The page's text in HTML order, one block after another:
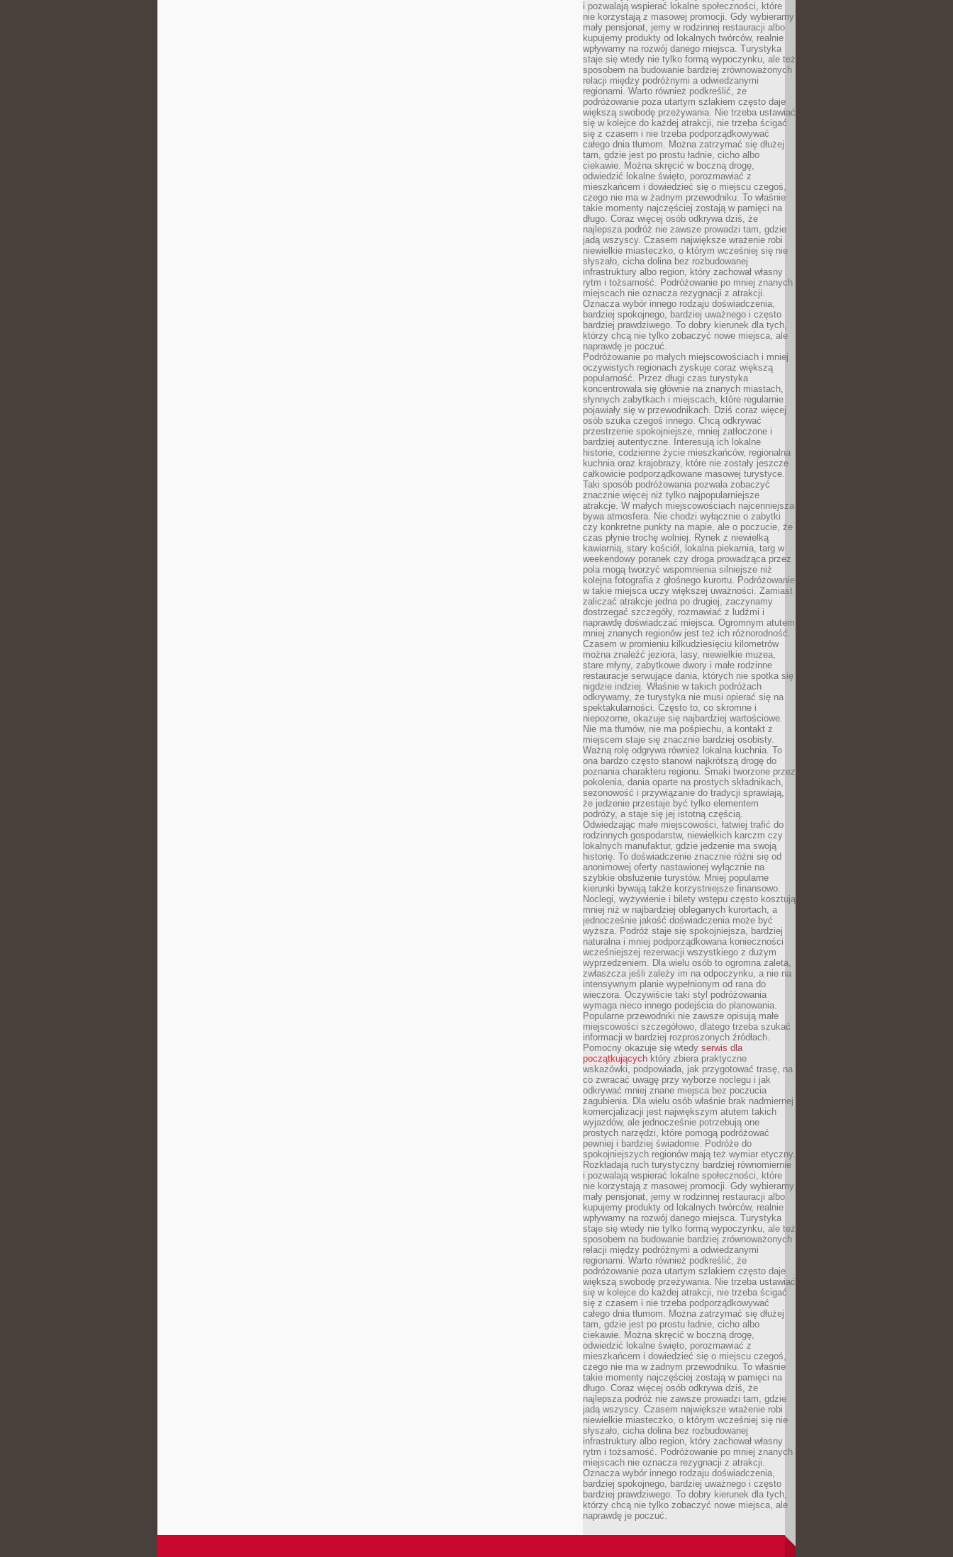
i pozwalają wspierać lokalne społeczności, które
nie korzystają z masowej promocji. Gdy wybieramy
mały pensjonat, jemy w rodzinnej restauracji albo
kupujemy produkty od lokalnych twórców, realnie
wpływamy na rozwój danego miejsca. Turystyka
staje się wtedy nie tylko formą wypoczynku, ale też
sposobem na budowanie bardziej zrównoważonych
relacji między podróżnymi a odwiedzanymi
regionami. Warto również podkreślić, że
podróżowanie poza utartym szlakiem często daje
większą swobodę przeżywania. Nie trzeba ustawiać
się w kolejce do każdej atrakcji, nie trzeba ścigać
się z czasem i nie trzeba podporządkowywać
całego dnia tłumom. Można zatrzymać się dłużej
tam, gdzie jest po prostu ładnie, cicho albo
ciekawie. Można skręcić w boczną drogę,
odwiedzić lokalne święto, porozmawiać z
mieszkańcem i dowiedzieć się o miejscu czegoś,
czego nie ma w żadnym przewodniku. To właśnie
takie momenty najczęściej zostają w pamięci na
długo. Coraz więcej osób odkrywa dziś, że
najlepsza podróż nie zawsze prowadzi tam, gdzie
jadą wszyscy. Czasem największe wrażenie robi
niewielkie miasteczko, o którym wcześniej się nie
słyszało, cicha dolina bez rozbudowanej
infrastruktury albo region, który zachował własny
rytm i tożsamość. Podróżowanie po mniej znanych
miejscach nie oznacza rezygnacji z atrakcji.
Oznacza wybór innego rodzaju doświadczenia,
bardziej spokojnego, bardziej uważnego i często
bardziej prawdziwego. To dobry kierunek dla tych,
którzy chcą nie tylko zobaczyć nowe miejsca, ale
naprawdę je poczuć.
Podróżowanie po małych miejscowościach i mniej
oczywistych regionach zyskuje coraz większą
popularność. Przez długi czas turystyka
koncentrowała się głównie na znanych miastach,
słynnych zabytkach i miejscach, które regularnie
pojawiały się w przewodnikach. Dziś coraz więcej
osób szuka czegoś innego. Chcą odkrywać
przestrzenie spokojniejsze, mniej zatłoczone i
bardziej autentyczne. Interesują ich lokalne
historie, codzienne życie mieszkańców, regionalna
kuchnia oraz krajobrazy, które nie zostały jeszcze
całkowicie podporządkowane masowej turystyce.
Taki sposób podróżowania pozwala zobaczyć
znacznie więcej niż tylko najpopularniejsze
atrakcje. W małych miejscowościach najcenniejsza
bywa atmosfera. Nie chodzi wyłącznie o zabytki
czy konkretne punkty na mapie, ale o poczucie, że
czas płynie trochę wolniej. Rynek z niewielką
kawiarnią, stary kościół, lokalna piekarnia, targ w
weekendowy poranek czy droga prowadząca przez
pola mogą tworzyć wspomnienia silniejsze niż
kolejna fotografia z głośnego kurortu. Podróżowanie
w takie miejsca uczy większej uważności. Zamiast
zaliczać atrakcje jedna po drugiej, zaczynamy
dostrzegać szczegóły, rozmawiać z ludźmi i
naprawdę doświadczać miejsca. Ogromnym atutem
mniej znanych regionów jest też ich różnorodność.
Czasem w promieniu kilkudziesięciu kilometrów
można znaleźć jeziora, lasy, niewielkie muzea,
stare młyny, zabytkowe dwory i małe rodzinne
restauracje serwujące dania, których nie spotka się
nigdzie indziej. Właśnie w takich podróżach
odkrywamy, że turystyka nie musi opierać się na
spektakularności. Często to, co skromne i
niepozorne, okazuje się najbardziej wartościowe.
Nie ma tłumów, nie ma pośpiechu, a kontakt z
miejscem staje się znacznie bardziej osobisty.
Ważną rolę odgrywa również lokalna kuchnia. To
ona bardzo często stanowi najkrótszą drogę do
poznania charakteru regionu. Smaki tworzone przez
pokolenia, dania oparte na prostych składnikach,
sezonowość i przywiązanie do tradycji sprawiają,
że jedzenie przestaje być tylko elementem
podróży, a staje się jej istotną częścią.
Odwiedzając małe miejscowości, łatwiej trafić do
rodzinnych gospodarstw, niewielkich karczm czy
lokalnych manufaktur, gdzie jedzenie ma swoją
historię. To doświadczenie znacznie różni się od
anonimowej oferty nastawionej wyłącznie na
szybkie obsłużenie turystów. Mniej popularne
kierunki bywają także korzystniejsze finansowo.
Noclegi, wyżywienie i bilety wstępu często kosztują
mniej niż w najbardziej obleganych kurortach, a
jednocześnie jakość doświadczenia może być
wyższa. Podróż staje się spokojniejsza, bardziej
naturalna i mniej podporządkowana konieczności
wcześniejszej rezerwacji wszystkiego z dużym
wyprzedzeniem. Dla wielu osób to ogromna zaleta,
zwłaszcza jeśli zależy im na odpoczynku, a nie na
intensywnym planie wypełnionym od rana do
wieczora. Oczywiście taki styl podróżowania
wymaga nieco innego podejścia do planowania.
Popularne przewodniki nie zawsze opisują małe
miejscowości szczegółowo, dlatego trzeba szukać
informacji w bardziej rozproszonych źródłach.
Pomocny okazuje się wtedy serwis dla
początkujących który zbiera praktyczne
wskazówki, podpowiada, jak przygotować trasę, na
co zwracać uwagę przy wyborze noclegu i jak
odkrywać mniej znane miejsca bez poczucia
zagubienia. Dla wielu osób właśnie brak nadmiernej
komercjalizacji jest największym atutem takich
wyjazdów, ale jednocześnie potrzebują one
prostych narzędzi, które pomogą podróżować
pewniej i bardziej świadomie. Podróże do
spokojniejszych regionów mają też wymiar etyczny.
Rozkładają ruch turystyczny bardziej równomiernie
i pozwalają wspierać lokalne społeczności, które
nie korzystają z masowej promocji. Gdy wybieramy
mały pensjonat, jemy w rodzinnej restauracji albo
kupujemy produkty od lokalnych twórców, realnie
wpływamy na rozwój danego miejsca. Turystyka
staje się wtedy nie tylko formą wypoczynku, ale też
sposobem na budowanie bardziej zrównoważonych
relacji między podróżnymi a odwiedzanymi
regionami. Warto również podkreślić, że
podróżowanie poza utartym szlakiem często daje
większą swobodę przeżywania. Nie trzeba ustawiać
się w kolejce do każdej atrakcji, nie trzeba ścigać
się z czasem i nie trzeba podporządkowywać
całego dnia tłumom. Można zatrzymać się dłużej
tam, gdzie jest po prostu ładnie, cicho albo
ciekawie. Można skręcić w boczną drogę,
odwiedzić lokalne święto, porozmawiać z
mieszkańcem i dowiedzieć się o miejscu czegoś,
czego nie ma w żadnym przewodniku. To właśnie
takie momenty najczęściej zostają w pamięci na
długo. Coraz więcej osób odkrywa dziś, że
najlepsza podróż nie zawsze prowadzi tam, gdzie
jadą wszyscy. Czasem największe wrażenie robi
niewielkie miasteczko, o którym wcześniej się nie
słyszało, cicha dolina bez rozbudowanej
infrastruktury albo region, który zachował własny
rytm i tożsamość. Podróżowanie po mniej znanych
miejscach nie oznacza rezygnacji z atrakcji.
Oznacza wybór innego rodzaju doświadczenia,
bardziej spokojnego, bardziej uważnego i często
bardziej prawdziwego. To dobry kierunek dla tych,
którzy chcą nie tylko zobaczyć nowe miejsca, ale
naprawdę je poczuć.